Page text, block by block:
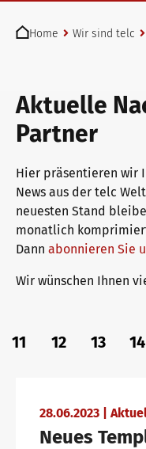
telc Prüfungen in Bad
telc Prüfungszentrum
Einstufungstest
Infos für
telc Zertifikate DIGITAL
Warum telc
Deutsch für den Beruf
Deutschlernen mit telc
Verlagsprogramm:
Downloadbereich
Infopakete
Qualifizierungen:
Angebote für
ZQ BSK
Qualifizierung
Qualifikationsphasen
Trainingsformate
Die Zukunft spricht telc
telc in der Presse
Karriere
Meet telc
Stellenangebote
Newsletter
Home
Wir sind telc
Aktuelle
Partner
Hier präsentieren wir
News aus der telc
neuesten Stand
monatlich
Dann abonnieren Sie
Wir wünschen Ihnen
11 12 13 14
28.06.2023 |
Neues